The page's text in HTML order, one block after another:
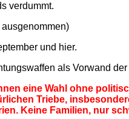
verdummt.
und hier.
als Vorwand
eine Wahl ohne
Triebe,
Keine Familien, nur